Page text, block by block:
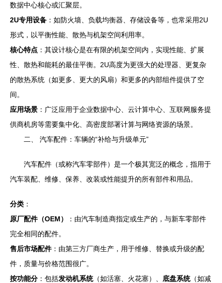
数据中心核心或汇聚层。
2U专用设备 ：如防火墙、负载均衡器、存储设备等，也常采用2U
形式，以平衡性能、散热与机架空间利用率。
核心特点 ：其设计核心是在有限的机架空间内，实现性能、扩展
性、散热和能耗的最佳平衡。2U高度为更强大的处理器、更复杂
的散热系统（如更多、更大的风扇）和更多的内部组件提供了空
间。
应用场景 ：广泛应用于企业数据中心、云计算中心、互联网服务提
供商机房等需要集中化、高密度部署计算与网络资源的场景。
二、 汽车配件：车辆的“补给与升级单元”
汽车配件（或称汽车零部件）是一个极其宽泛的概念，指用于
汽车装配、维修、保养、改装或性能提升的所有部件和用品。
分类 ：
原厂配件（OEM）
：由汽车制造商指定或生产的，与新车零部件
完全相同的配件。
售后市场配件：由第三方厂商生产，用于维修、替换或升级的配
件，质量与价格范围很广。
按功能分 ：包括发动机系统（如活塞、火花塞）、 底盘系统（如减